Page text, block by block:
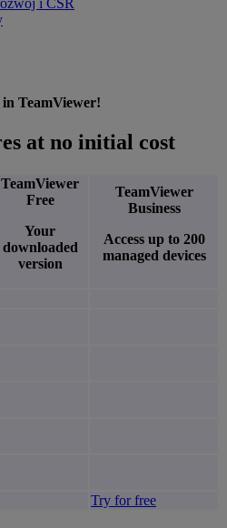
i CSR
TeamViewer!
at no initial cost
TeamViewer
Free
Your
downloaded
version
TeamViewer
Business
Access up to 200
managed devices
Try for free